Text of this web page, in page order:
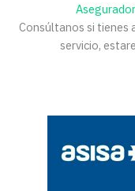
Consúltanos si tienes
servicio,